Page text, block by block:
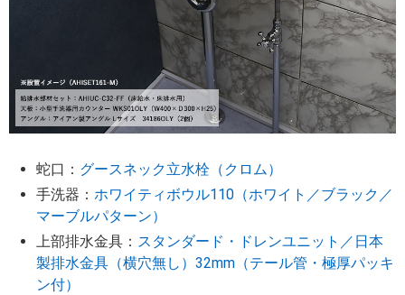
蛇口： グースネック立水栓（クロム）
手洗器： ホワイティボウル110（ホワイト／ブラック／
マーブルパターン）
上部排水金具： スタンダード・ドレンユニット／日本
製排水金具（横穴無し）32mm（テール管・極厚パッキ
ン付）